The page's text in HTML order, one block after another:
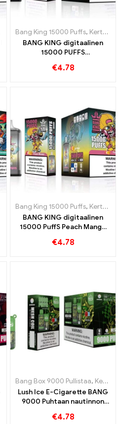
,
Bang King 15000 Puffs, Kertakäyttöiset e-savukkeet Ruotsi
BANG KING digitaalinen
15000 PUFFS
nauti 15000 Junat Triple
€4.78
,
Bang King 15000 Puffs, Kertakäyttöiset e-savukkeet Ruotsi
BANG KING digitaalinen
15000 PuffS Peach Mango
kertakäyttöisiä e-
€4.78
,
Bang Box 9000 Pullistaa, Kertakäyttöiset e-savukkeet Ruotsi
Lush Ice E-Cigarette BANG
9000 Puhtaan nautinnon
€4.78